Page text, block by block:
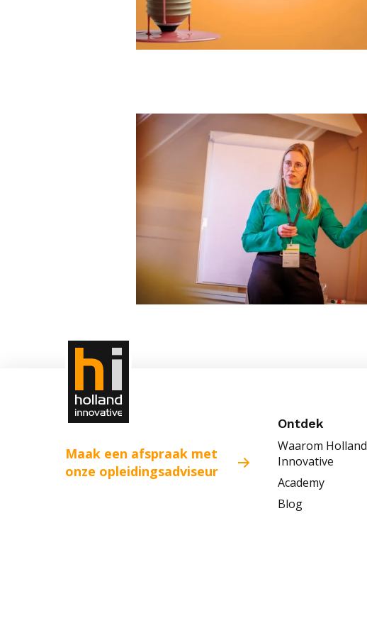
Maak een afspraak met
onze opleidingsadviseur
Ontdek
Waarom Holland
Innovative
Academy
Blog